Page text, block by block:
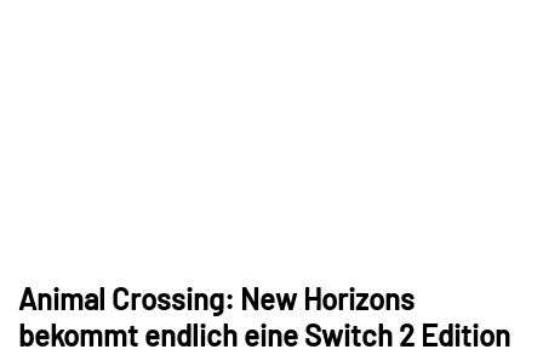
Animal Crossing: New Horizons
bekommt endlich eine Switch 2 Edition